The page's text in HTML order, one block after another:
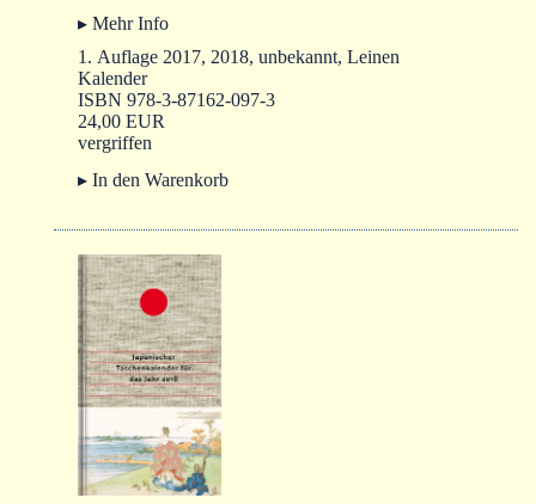
▸ Mehr Info
1. Auflage 2017, 2018, unbekannt, Leinen
Kalender
ISBN 978-3-87162-097-3
24,00 EUR
vergriffen
▸ In den Warenkorb